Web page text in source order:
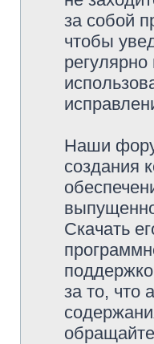
за собой
чтобы
регулярно
Наши
создания
Скачать
за то, что